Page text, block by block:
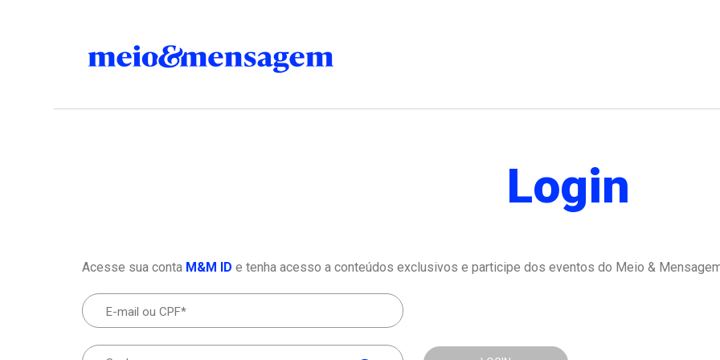
Login
Acesse sua conta M&M ID e tenha acesso a conteúdos exclusivos e participe dos eventos do Meio &